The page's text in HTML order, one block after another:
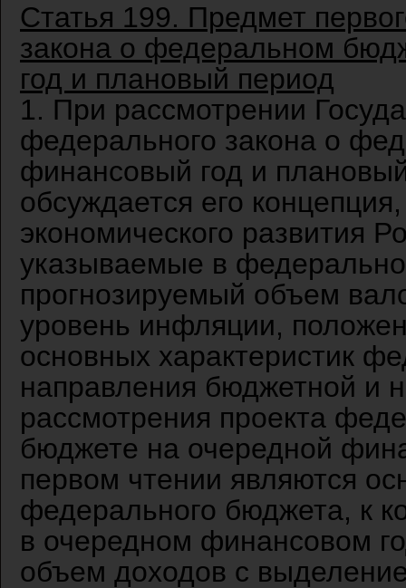
Статья 199. Предмет
закона о федеральном
год и плановый период
1. При рассмотрении
федерального закона о
финансовый год и
обсуждается его
экономического развития
указываемые в
прогнозируемый объем
уровень инфляции,
основных характеристик
направления бюджетной и
рассмотрения проекта
бюджете на очередной
первом чтении являются
федерального бюджета, к
в очередном финансовом
объем доходов с